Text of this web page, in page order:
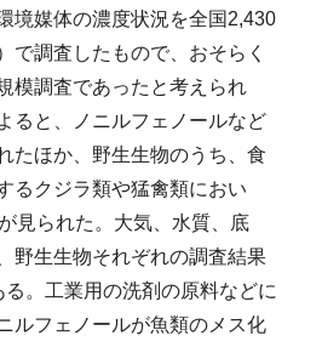
境媒体の濃度状況を全国2,430
で調査したもので、おそらく
模調査であったと考えられ
ると、ノニルフェノールなど
たほか、野生生物のうち、食
るクジラ類や猛禽類におい
見られた。大気、水質、底
野生生物それぞれの調査結果
。工業用の洗剤の原料などに
ルフェノールが魚類のメス化